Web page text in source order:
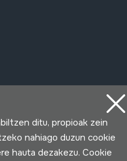
ditu, propioak zein
nahiago duzun cookie
hauta dezakezu. Cookie